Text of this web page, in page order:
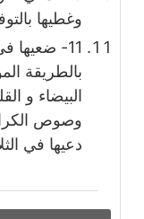
وغطيها
11- ضعيها
بالطريقة
البيضاء و
وصوص
دعيها في